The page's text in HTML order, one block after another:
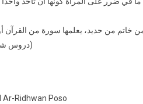
(دروس شرح بلوغ المرام، كتاب النكاح)
Ar-Ridhwan Poso